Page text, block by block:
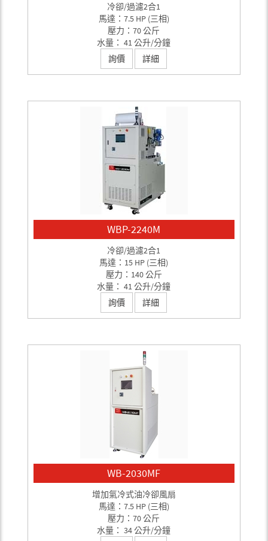
冷卻/過濾2合1
馬達：7.5 HP (三相)
壓力：70 公斤
水量： 41 公升/分鐘
詢價
詳細
WBP-2240M
冷卻/過濾2合1
馬達：15 HP (三相)
壓力：140 公斤
水量： 41 公升/分鐘
詢價
詳細
WB-2030MF
增加氣冷式油冷卻風扇
馬達：7.5 HP (三相)
壓力：70 公斤
水量： 34 公升/分鐘